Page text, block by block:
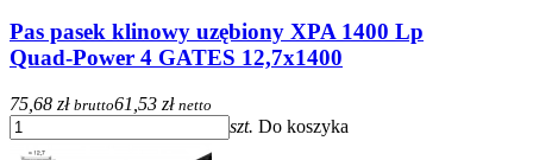
Pas pasek klinowy uzębiony XPA 1400 Lp
Quad-Power 4 GATES 12,7x1400
75,68 zł brutto61,53 zł netto
szt. Do koszyka